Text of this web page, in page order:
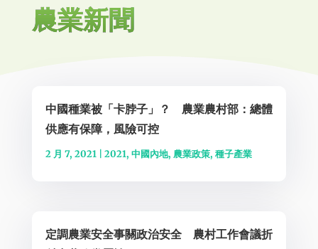
農業新聞
中國種業被「卡脖子」？ 農業農村部：總體
供應有保障，風險可控
2 月 7, 2021| 2021, 中國內地, 農業政策, 種子產業
定調農業安全事關政治安全 農村工作會議折